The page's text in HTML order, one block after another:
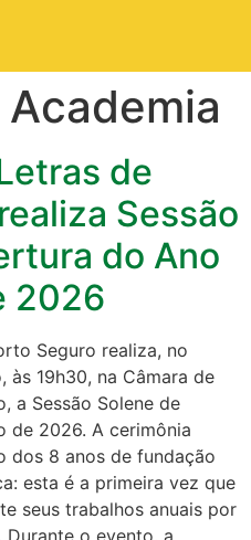
Academia
de
Sessão
do Ano
2026
Seguro realiza, no
19h30, na Câmara de
a Sessão Solene de
de 2026. A cerimônia
dos 8 anos de fundação
esta é a primeira vez que
seus trabalhos anuais por
Durante o evento, a